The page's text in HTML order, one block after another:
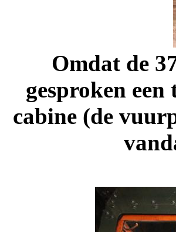
Omdat de
gesproken
cabine (de